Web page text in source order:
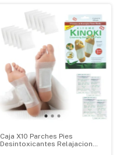
Caja X10 Parches Pies
Desintoxicantes Relajacion